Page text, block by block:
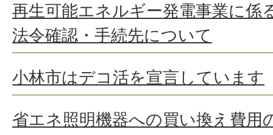
再生可能エネルギー発電事業に係
法令確認・手続先について
小林市はデコ活を宣言しています
省エネ照明機器への買い換え費用